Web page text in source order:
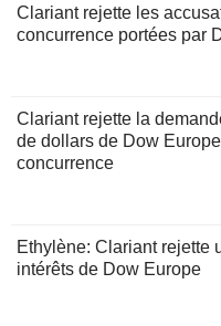
Clariant rejette les
concurrence portées par
Clariant rejette la
de dollars de Dow
concurrence
Ethylène: Clariant rejette
intérêts de Dow Europe